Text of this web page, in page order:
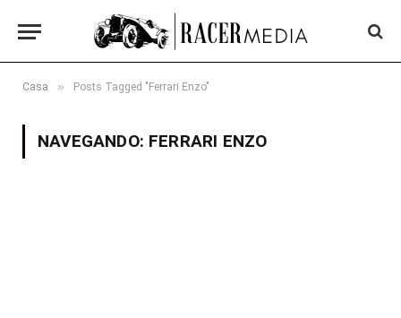
Casa » Posts Tagged "Ferrari Enzo"
NAVEGANDO: FERRARI ENZO